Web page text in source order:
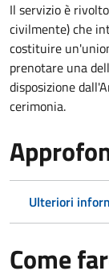
Il servizio è
civilmente) che
costituire
prenotare una
disposizione
cerimonia.
Ulteriori
Come